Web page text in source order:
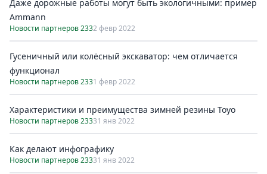
Даже дорожные работы могут быть экологичными: пример
Ammann
Новости партнеров 2332 февр 2022
Гусеничный или колёсный экскаватор: чем отличается
функционал
Новости партнеров 2331 февр 2022
Характеристики и преимущества зимней резины Toyo
Новости партнеров 23331 янв 2022
Как делают инфографику
Новости партнеров 23331 янв 2022